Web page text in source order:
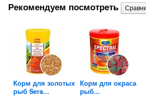
Рекомендуем посмотреть
Корм для золотых
рыб Sera...
Корм для окраса
рыб...